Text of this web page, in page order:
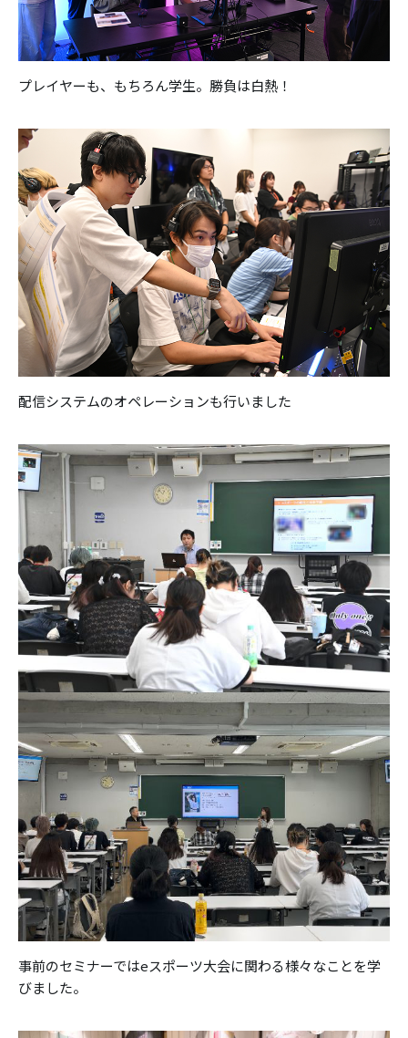
プレイヤーも、もちろん学生。勝負は白熱！
配信システムのオペレーションも行いました
事前のセミナーではeスポーツ大会に関わる様々なことを学
びました。